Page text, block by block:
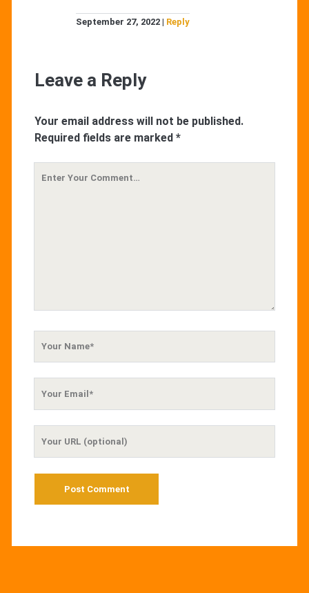
September 27, 2022 Reply
Leave a Reply
Your email address will not be published.
Required fields are marked *